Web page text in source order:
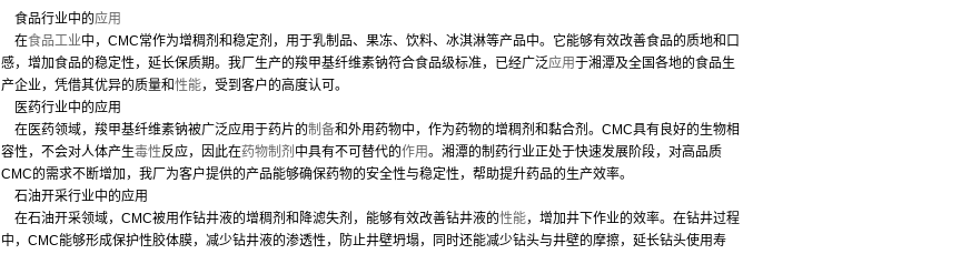
食品行业中的应用
在食品工业中，CMC常作为增稠剂和稳定剂，用于乳制品、果冻、饮料、冰淇淋等产品中。它能够有效改善食品的质地和口
感，增加食品的稳定性，延长保质期。我厂生产的羧甲基纤维素钠符合食品级标准，已经广泛应用于湘潭及全国各地的食品生
产企业，凭借其优异的质量和性能，受到客户的高度认可。
医药行业中的应用
在医药领域，羧甲基纤维素钠被广泛应用于药片的制备和外用药物中，作为药物的增稠剂和黏合剂。CMC具有良好的生物相
容性，不会对人体产生毒性反应，因此在药物制剂 中具有不可替代的作用。湘潭的制药行业正处于快速发展阶段，对高品质
CMC的需求不断增加，我厂为客户提供的产品能够确保药物的安全性与稳定性，帮助提升药品的生产效率。
石油开采行业中的应用
在石油开采领域，CMC被用作钻井液的增稠剂和降滤失剂，能够有效改善钻井液的性能，增加井下作业的效率。在钻井过程
中，CMC能够形成保护性胶体膜，减少钻井液的渗透性，防止井壁坍塌，同时还能减少钻头与井壁的摩擦，延长钻头使用寿